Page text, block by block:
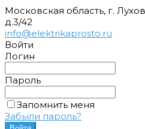
Московская область, г.
д.3/42
info@elektrikaprosto.ru
Войти
Логин
Пароль
Запомнить меня
Забыли пароль?